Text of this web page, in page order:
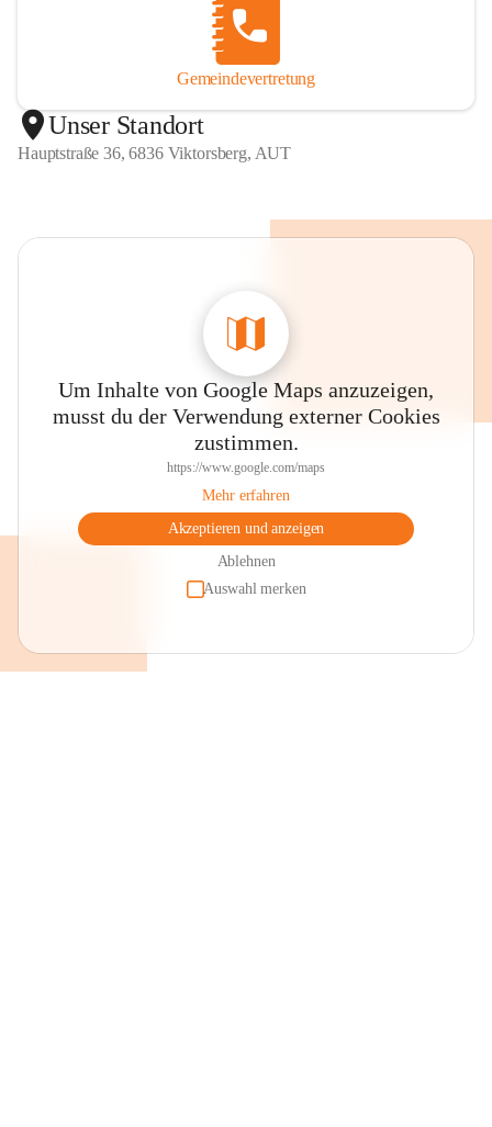
Gemeindevertretung
Unser Standort
Hauptstraße 36, 6836 Viktorsberg, AUT
Um Inhalte von Google Maps anzuzeigen,
musst du der Verwendung externer Cookies
zustimmen.
https://www.google.com/maps
Mehr erfahren
Akzeptieren und anzeigen
Ablehnen
Auswahl merken